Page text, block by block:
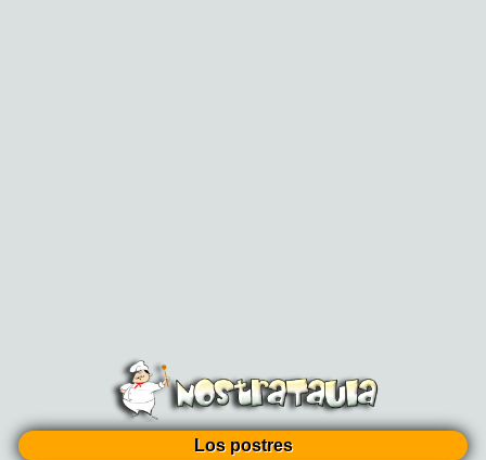
Los postres